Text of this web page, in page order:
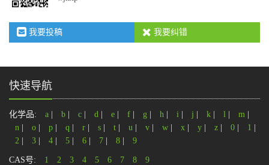
我要投稿 我要纠错
快速导航
化学品: a b c d e f g h i j k l m
n
o p q r s t u v w x y z 0 1
2
3 4 5 6 7 8 9
CAS号: 1 2 3 4 5 6 7 8 9